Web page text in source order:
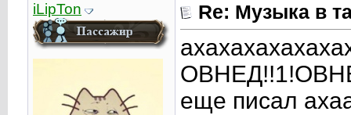
iLipTon Re: Музыка в
ОВНЕД!!1!ОВНЕ
еще писал